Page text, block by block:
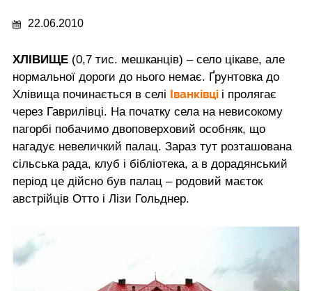
22.06.2010
ХЛІВИЩЕ (0,7 тис. мешканців) – село цікаве, але
нормальної дороги до нього немає. Ґрунтовка до
Хлівища починається в селі Іванківці і пролягає
через Гаврилівці. На початку села на невисокому
пагорбі побачимо двоповерховий особняк, що
нагадує невеличкий палац. Зараз тут розташована
сільська рада, клуб і бібліотека, а в дорадянський
період це дійсно був палац – родовий маєток
австрійців Отто і Лізи Гольднер.